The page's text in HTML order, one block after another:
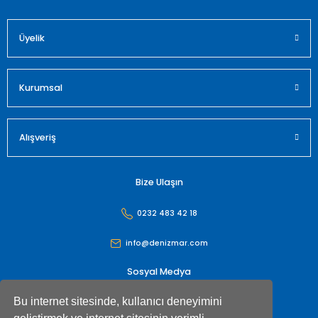
Bu internet sitesinde, kullanıcı deneyimini
Üyelik
Kurumsal
Alışveriş
Bize Ulaşın
0232 483 42 18
info@denizmar.com
Sosyal Medya